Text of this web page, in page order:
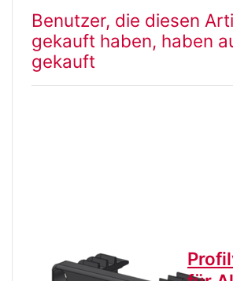
Benutzer, die diesen
gekauft haben, haben
gekauft
Abschlussdeckkappe